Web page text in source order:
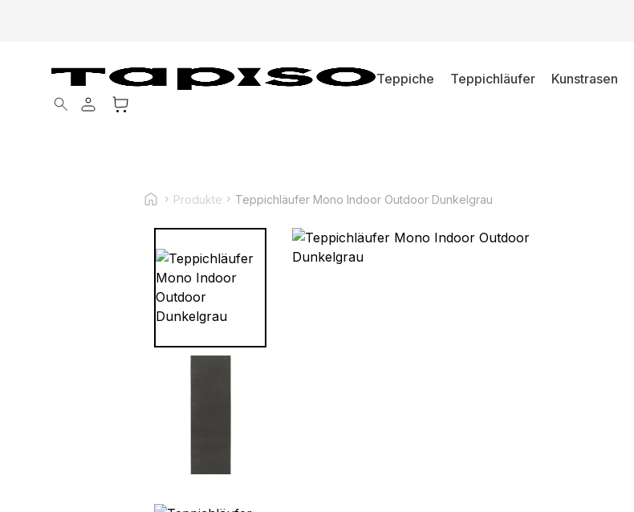
Teppiche Teppichläufer Kunstrasen
Products search
Produkte Teppichläufer Mono Indoor Outdoor Dunkelgrau